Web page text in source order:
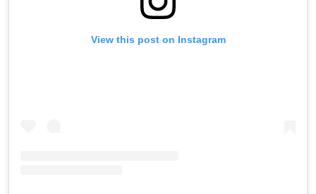
View this post on Instagram